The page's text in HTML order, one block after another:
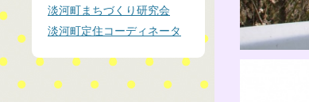
淡河町まちづくり研究会
淡河町定住コーディネータ